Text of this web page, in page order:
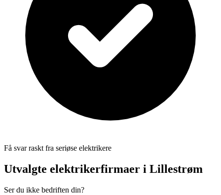
Få svar raskt fra seriøse elektrikere
Utvalgte elektrikerfirmaer i Lillestrøm
Ser du ikke bedriften din?